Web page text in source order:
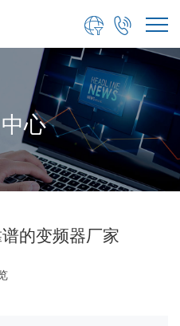


心
的变频器厂家